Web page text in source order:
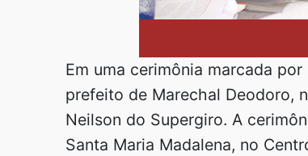
Em uma cerimônia marcada
prefeito de Marechal Deodoro,
Neilson do Supergiro. A
Santa Maria Madalena, no